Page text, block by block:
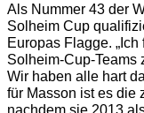
Als Nummer 43 der
Solheim Cup
Europas Flagge.
Solheim-Cup-Teams
Wir haben alle hart
für Masson ist es die
nachdem sie 2013